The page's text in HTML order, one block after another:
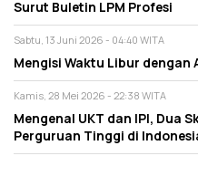
Surut Buletin LPM Profesi
Sabtu, 13 Juni 2026 - 04:40 WITA
Mengisi Waktu Libur
Kamis, 28 Mei 2026 - 22:38 WITA
Mengenal UKT dan IPI, Dua
Perguruan Tinggi di